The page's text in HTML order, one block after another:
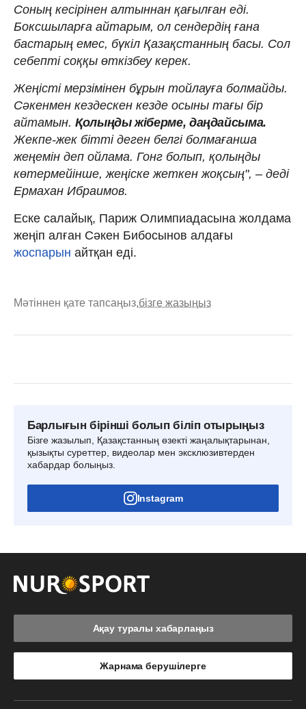
Соның кесірінен алтыннан қағылған еді.
Боксшыларға айтарым, ол сендердің ғана
бастарың емес, бүкіл Қазақстанның басы. Сол
себепті соққы өткізбеу керек.
Жеңісті мерзімінен бұрын тойлауға болмайды.
Сәкенмен кездескен кезде осыны тағы бір
айтамын. Қолыңды жіберме, даңдайсыма.
Жекпе-жек бітті деген белгі болмағанша
жеңемін деп ойлама. Гонг болып, қолыңды
көтермейінше, жеңіске жеткен жоқсың", – деді
Ермахан Ибраимов.
Еске салайық, Париж Олимпиадасына жолдама
жеңіп алған Сәкен Бибосынов алдағы
жоспарын айтқан еді.
Мәтіннен қате тапсаңыз,бізге жазыңыз
Барлығын бірінші болып біліп отырыңыз
Бізге жазылып, Қазақстанның өзекті жаңалықтарынан,
қызықты суреттер, видеолар мен эксклюзивтерден
хабардар болыңыз.
Instagram
Ақау туралы хабарлаңыз
Жарнама берушілерге